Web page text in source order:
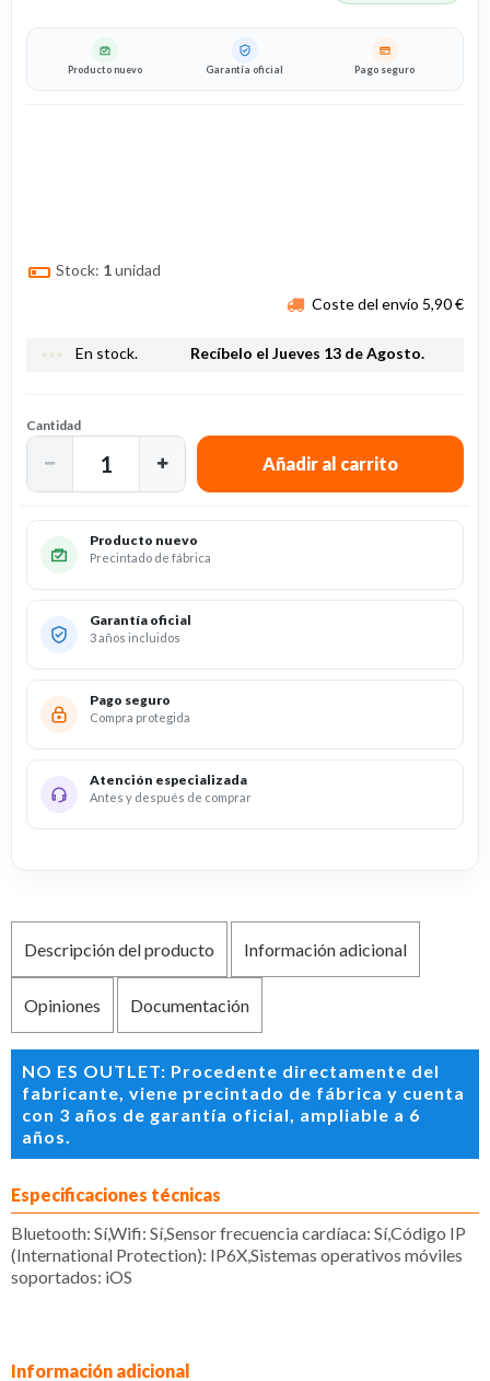
Producto nuevo Garantía oficial Pago seguro
Stock: 1unidad
Coste del envío 5,90 €
more_horiz En stock. Recíbelo el Jueves 13 de Agosto.
Cantidad
Producto nuevo
Precintado de fábrica
Garantía oficial
3 años incluidos
Pago seguro
Compra protegida
Atención especializada
Antes y después de comprar
Descripción del producto Información adicional
Opiniones Documentación
NO ES OUTLET: Procedente directamente del
fabricante, viene precintado de fábrica y cuenta
con 3 años de garantía oficial, ampliable a 6
años.
Especificaciones técnicas
Bluetooth: Sí,Wifi: Sí,Sensor frecuencia cardíaca: Sí,Código IP
(International Protection): IP6X,Sistemas operativos móviles
soportados: iOS
Información adicional